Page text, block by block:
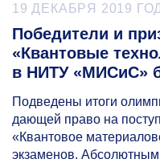
19 ДЕКАБРЯ 2019
Победители и
«Квантовые
в НИТУ «МИСиС»
Подведены итоги
дающей право на
«Квантовое
экзаменов. Абсолютным